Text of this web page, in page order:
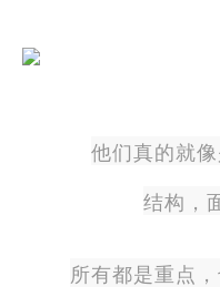
他们真的就
结构，
所有都是重点